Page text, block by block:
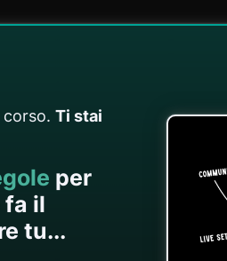
Ti stai
per
fa il
tu...